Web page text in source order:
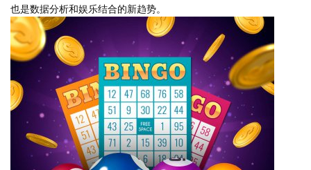
也是数据分析和娱乐结合的新趋势。